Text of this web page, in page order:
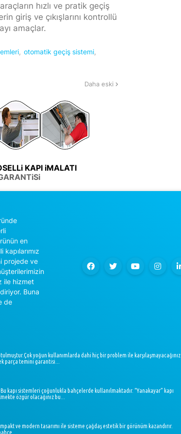
hızlı ve pratik geçiş
giriş ve çıkışlarını kontrollü
amaçlar.
otomatik geçiş sistemi
Daha eski
KAPI iMALATI
en
projede ve
ile hizmet
Buna
de
yoğun kullanımlarda dahi hiç bir problem ile karşılaşmayacağınız
parça temini garantisi...
kapı sistemleri çoğunlukla bahçelerde kullanılmaktadır. “Yanakayar” kapı
özgür olacağınız bu...
ve modern tasarımı ile sisteme çağdaş estetik bir görünüm kazandırır.